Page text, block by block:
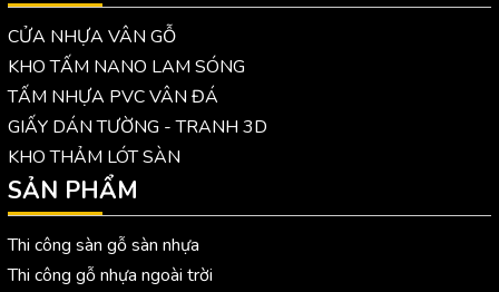
CỬA NHỰA VÂN GỖ
KHO TẤM NANO LAM SÓNG
TẤM NHỰA PVC VÂN ĐÁ
GIẤY DÁN TƯỜNG - TRANH 3D
KHO THẢM LÓT SÀN
SẢN PHẨM
Thi công sàn gỗ sàn nhựa
Thi công gỗ nhựa ngoài trời